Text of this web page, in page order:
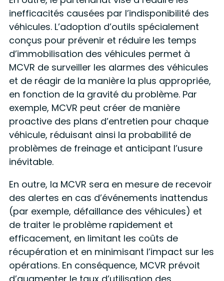
inefficacités causées par l’indisponibilité des
véhicules. L’adoption d’outils spécialement
conçus pour prévenir et réduire les temps
d’immobilisation des véhicules permet à
MCVR de surveiller les alarmes des véhicules
et de réagir de la manière la plus appropriée,
en fonction de la gravité du problème. Par
exemple, MCVR peut créer de manière
proactive des plans d’entretien pour chaque
véhicule, réduisant ainsi la probabilité de
problèmes de freinage et anticipant l’usure
inévitable.
En outre, la MCVR sera en mesure de recevoir
des alertes en cas d’événements inattendus
(par exemple, défaillance des véhicules) et
de traiter le problème rapidement et
efficacement, en limitant les coûts de
récupération et en minimisant l’impact sur les
opérations. En conséquence, MCVR prévoit